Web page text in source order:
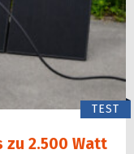
TEST
2.500 Watt